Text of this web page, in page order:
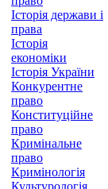
Історія держави і
права
Історія
економіки
Історія України
Конкурентне
право
Конституційне
право
Кримінальне
право
Кримінологія
Культурологія